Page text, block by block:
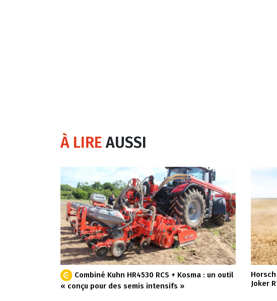
À LIREAUSSI
Combiné Kuhn HR4530 RCS + Kosma : un outil
« conçu pour des semis intensifs »
Joker